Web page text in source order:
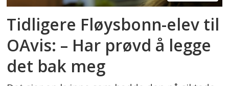
Tidligere Fløysbonn-elev til
OAvis: – Har prøvd å legge
det bak meg